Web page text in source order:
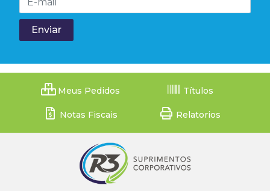
Meus Pedidos Títulos
Notas Fiscais Relatorios